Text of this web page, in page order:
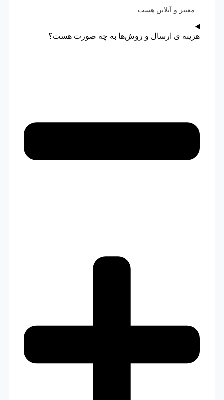
معتبر و آنلاین هست.
هزینه ی ارسال و روش‌ها به چه صورت هست؟